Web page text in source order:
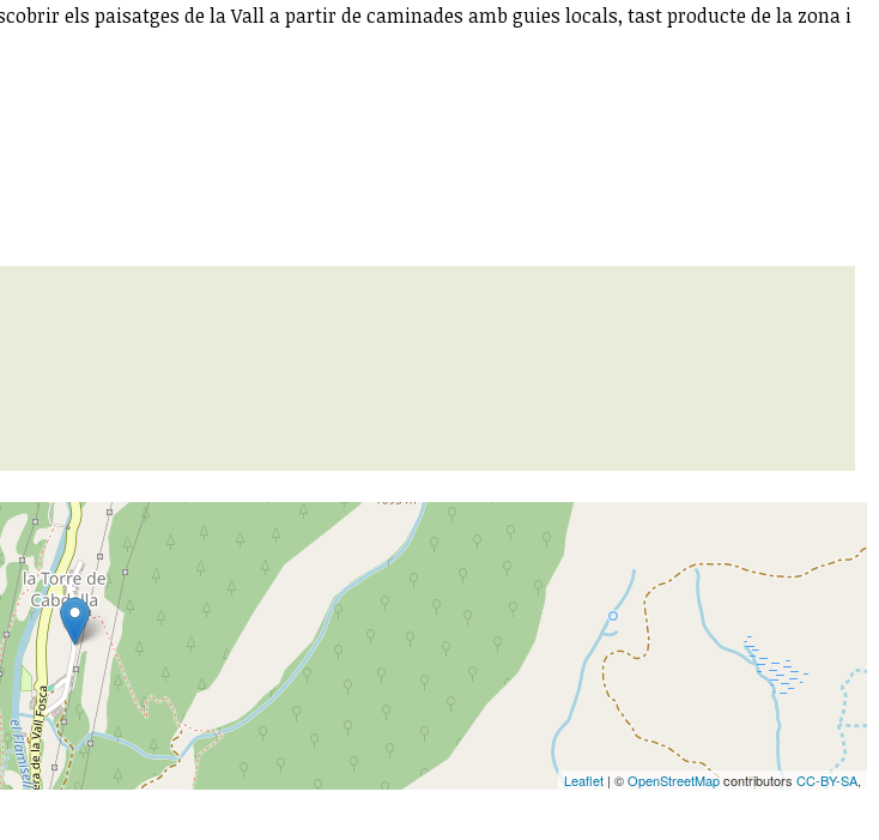
els paisatges de la Vall a partir de caminades amb guies locals, tast producte de la zona i
Leaflet | ©OpenStreetMapcontributors CC-BY-SA,